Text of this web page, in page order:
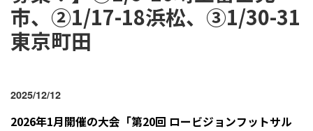
市、②1/17-18浜松、③1/30-31
東京町田
2025/12/12
2026年1月開催の大会「第20回 ロービジョンフットサル